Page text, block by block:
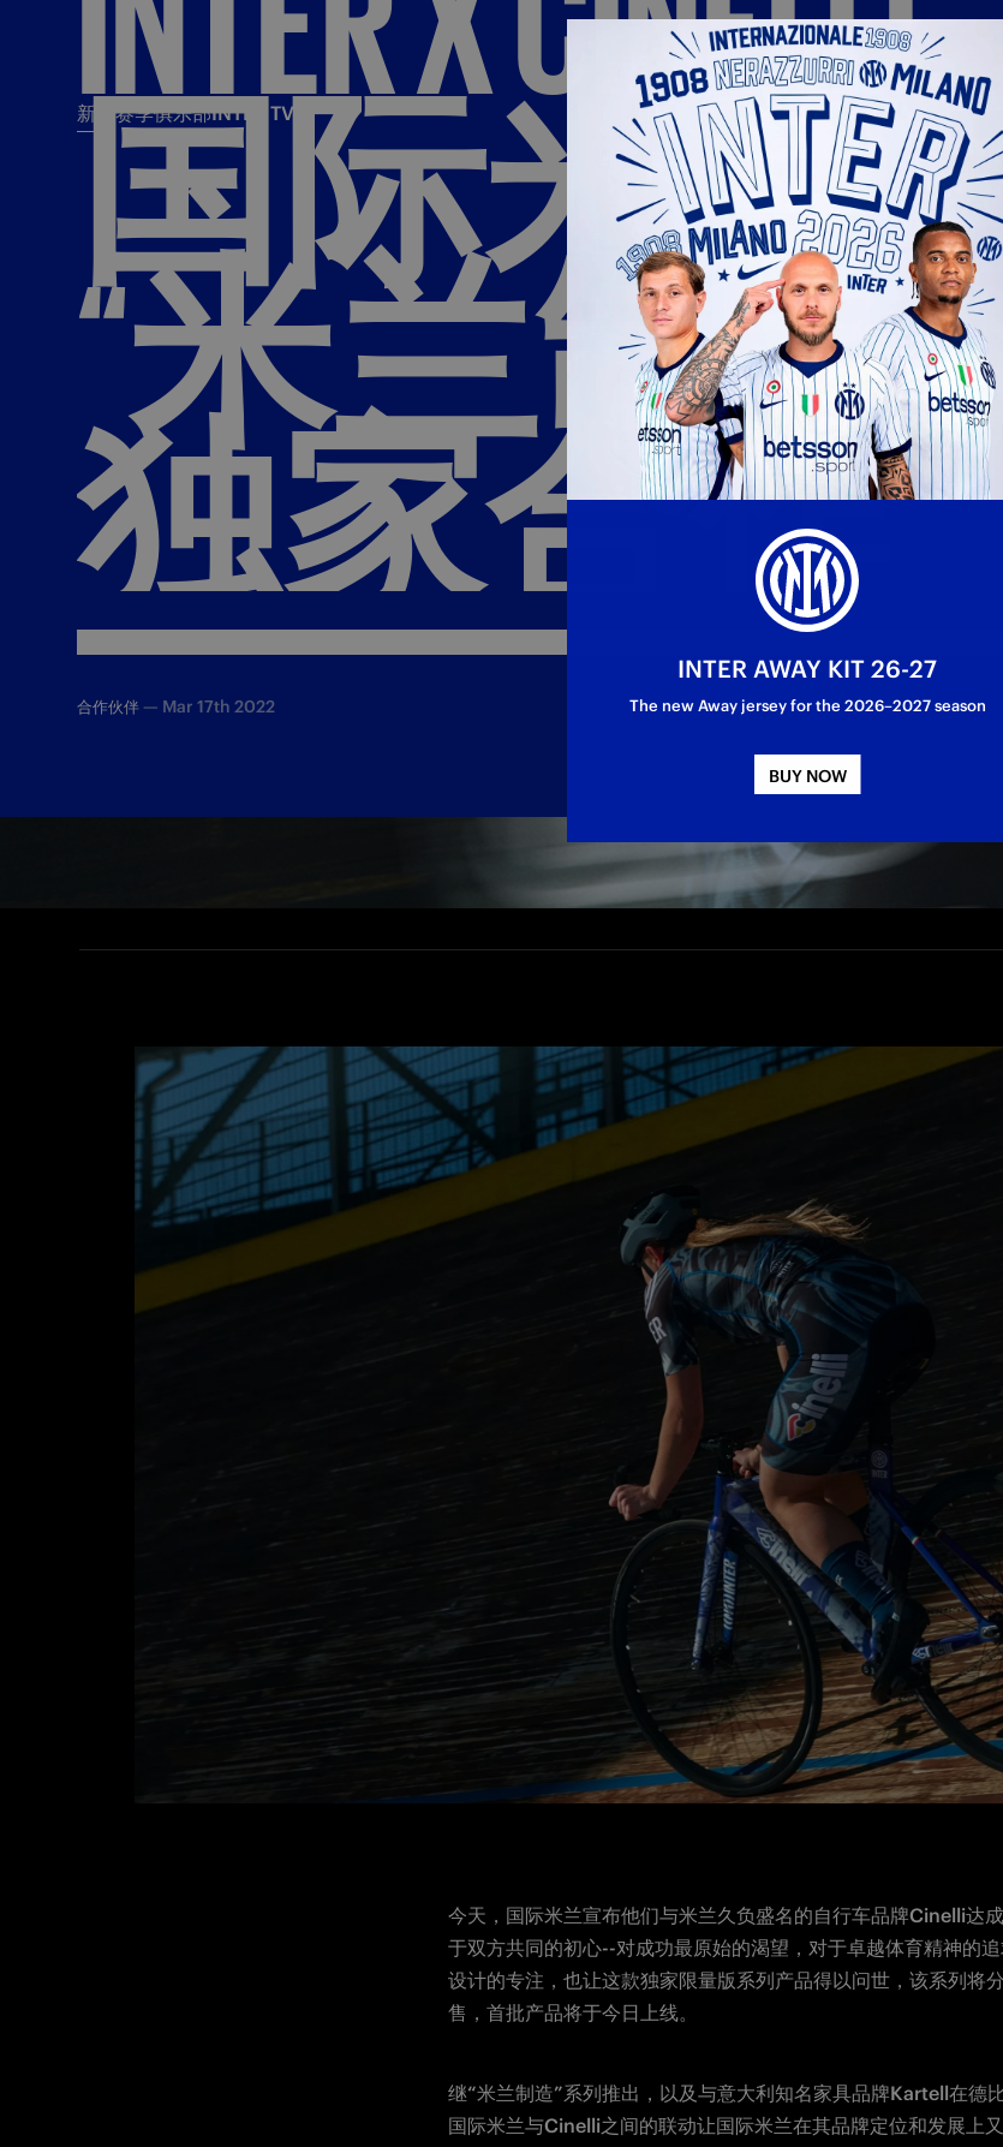
新闻
新闻 所有新闻
国际米兰女子队
Youth sector
合作伙伴
国际米兰俱乐部
国际米兰青训学院
赛季
赛季 团队
赛程 赛果
Matchday programme
俱乐部
俱乐
部
INTER TV
票务 Tickets
Season Pass
Siamo Noi Card
Hospitality
Hospitality Virtual Tour
Away matches
Parking
国际米兰
“米兰制造
独家合作
合作伙伴 — Mar 17th 2022
今天，国际米兰宣布他们与米兰久负盛名的自行车品牌Cinelli达
于双方共同的初心--对成功最原始的渴望，对于卓越体育精神的
设计的专注，也让这款独家限量版系列产品得以问世，该系列将
售，首批产品将于今日上线。
继“米兰制造”系列推出，以及与意大利知名家具品牌Kartell在德
国际米兰与Cinelli之间的联动让国际米兰在其品牌定位和发展上
INTER AWAY KIT 26-27
The new Away jersey for the 2026–2027 season
BUY NOW